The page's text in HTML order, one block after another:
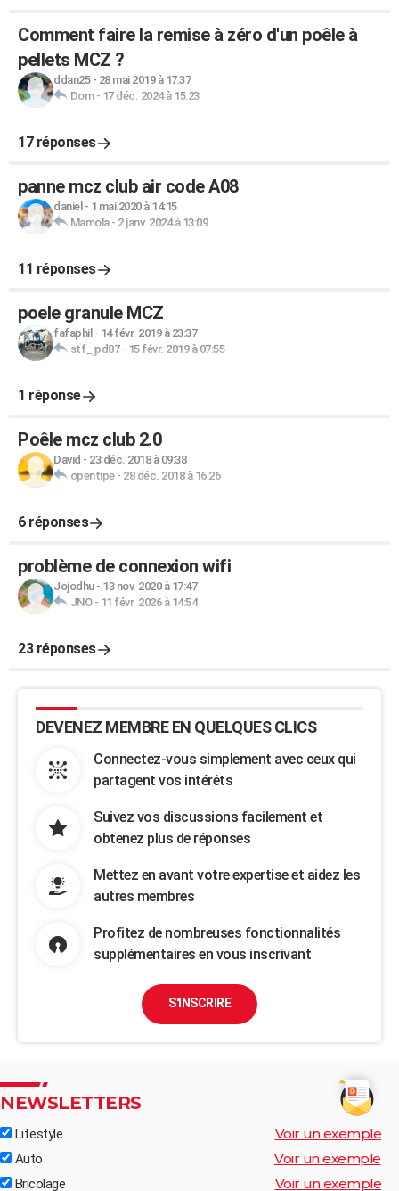
Comment faire la remise à zéro d'un poêle à
pellets MCZ ?
ddan25- 28 mai 2019 à 17:37
Dom- 17 déc. 2024 à 15:23
17 réponses
panne mcz club air code A08
daniel - 1 mai 2020 à 14:15
Mamola- 2 janv. 2024 à 13:09
11 réponses
poele granule MCZ
fafaphil - 14 févr. 2019 à 23:37
stf_jpd87- 15 févr. 2019 à 07:55
1 réponse
Poêle mcz club 2.0
David - 23 déc. 2018 à 09:38
opentipe- 28 déc. 2018 à 16:26
6 réponses
problème de connexion wifi
Jojodhu- 13 nov. 2020 à 17:47
JNO- 11 févr. 2026 à 14:54
23 réponses
DEVENEZ MEMBRE EN QUELQUES CLICS
Connectez-vous simplement avec ceux qui
partagent vos intérêts
Suivez vos discussions facilement et
obtenez plus de réponses
Mettez en avant votre expertise et aidez les
autres membres
Profitez de nombreuses fonctionnalités
supplémentaires en vous inscrivant
S'INSCRIRE
NEWSLETTERS
Lifestyle Voir un exemple
Auto Voir un exemple
Bricolage Voir un exemple